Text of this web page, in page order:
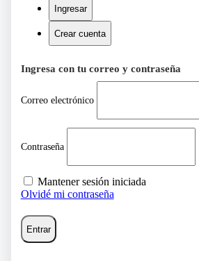
Ingresar
Crear cuenta
Ingresa con tu correo y contraseña
Correo electrónico
Contraseña
Mantener sesión iniciada
Olvidé mi contraseña
Entrar